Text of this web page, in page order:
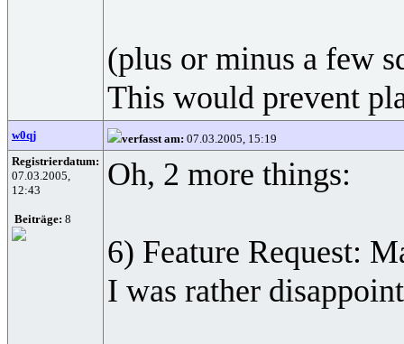
(plus or minus a few
This would prevent
w0qj verfasst am: 07.03.2005, 15:19
Registrierdatum:
07.03.2005,
12:43
Beiträge: 8
Oh, 2 more things:
6) Feature Request:
I was rather